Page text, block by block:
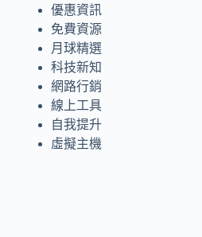
優惠資訊
免費資源
月球精選
科技新知
網路行銷
線上工具
自我提升
虛擬主機